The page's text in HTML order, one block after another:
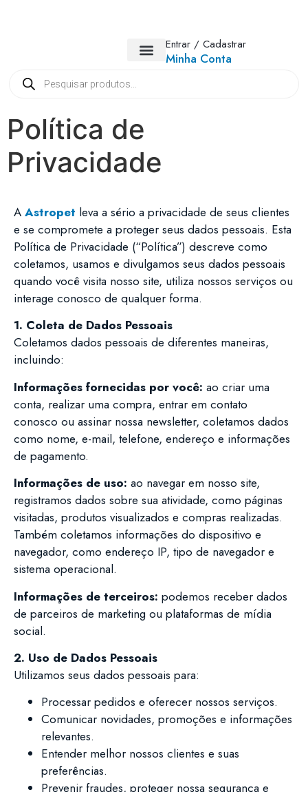
Entrar / Cadastrar
Minha Conta
Política de
Privacidade
A Astropet leva a sério a privacidade de seus clientes
e se compromete a proteger seus dados pessoais. Esta
Política de Privacidade (“Política”) descreve como
coletamos, usamos e divulgamos seus dados pessoais
quando você visita nosso site, utiliza nossos serviços ou
interage conosco de qualquer forma.
1. Coleta de Dados Pessoais
Coletamos dados pessoais de diferentes maneiras,
incluindo:
Informações fornecidas por você: ao criar uma
conta, realizar uma compra, entrar em contato
conosco ou assinar nossa newsletter, coletamos dados
como nome, e-mail, telefone, endereço e informações
de pagamento.
Informações de uso: ao navegar em nosso site,
registramos dados sobre sua atividade, como páginas
visitadas, produtos visualizados e compras realizadas.
Também coletamos informações do dispositivo e
navegador, como endereço IP, tipo de navegador e
sistema operacional.
Informações de terceiros: podemos receber dados
de parceiros de marketing ou plataformas de mídia
social.
2. Uso de Dados Pessoais
Utilizamos seus dados pessoais para:
Processar pedidos e oferecer nossos serviços.
Comunicar novidades, promoções e informações
relevantes.
Entender melhor nossos clientes e suas
preferências.
Prevenir fraudes, proteger nossa segurança e